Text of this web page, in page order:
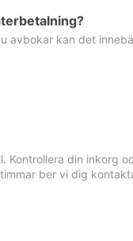
avbokar kan det
Kontrollera din inkorg
ber vi dig